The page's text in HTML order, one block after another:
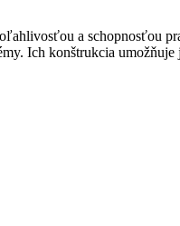
a schopnosťou
Ich konštrukcia umožňuje